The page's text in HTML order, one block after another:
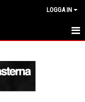
LOGGA IN